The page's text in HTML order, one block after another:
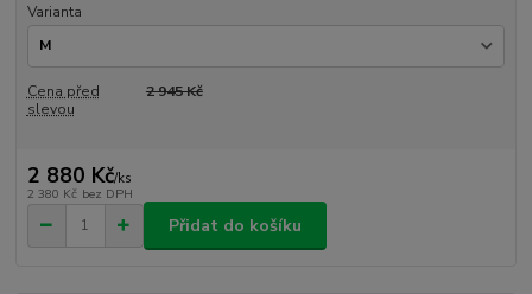
Varianta
Cena před
slevou
2 945 Kč
2 880 Kč/ks
2 380 Kč bez DPH
Přidat do košíku